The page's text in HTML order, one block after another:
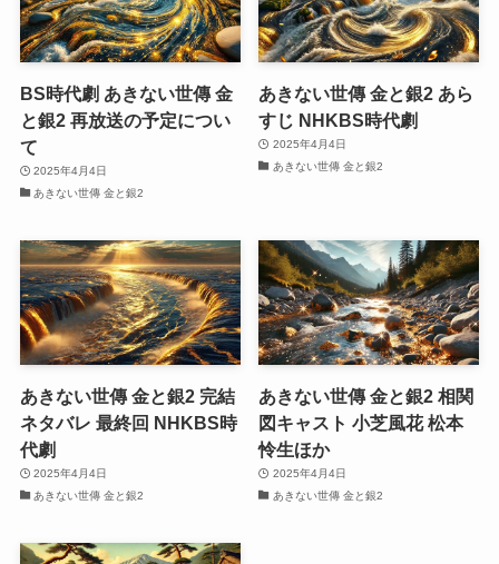
BS時代劇 あきない世傳 金
と銀2 再放送の予定につい
て
2025年4月4日
あきない世傳 金と銀2
あきない世傳 金と銀2 あら
すじ NHKBS時代劇
2025年4月4日
あきない世傳 金と銀2
あきない世傳 金と銀2 完結
ネタバレ 最終回 NHKBS時
代劇
2025年4月4日
あきない世傳 金と銀2
あきない世傳 金と銀2 相関
図キャスト 小芝風花 松本
怜生ほか
2025年4月4日
あきない世傳 金と銀2